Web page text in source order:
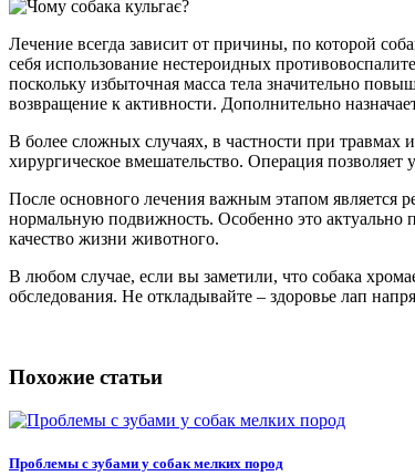
Лечение всегда зависит от причины, по которой
себя использование нестероидных
поскольку избыточная масса тела значительно
возвращение к активности. Дополнительно
В более сложных случаях, в частности при травмах
хирургическое вмешательство. Операция
После основного лечения важным этапом является
нормальную подвижность. Особенно это актуально
качество жизни животного.
В любом случае, если вы заметили, что собака
обследования. Не откладывайте – здоровье лап
Похожие статьи
Проблемы с зубами у собак мелких пород